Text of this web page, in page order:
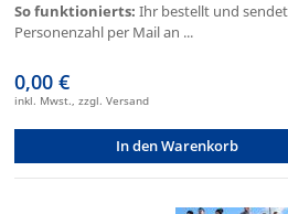
So funktionierts: Ihr bestellt und
Personenzahl per Mail an ...
0,00 €
inkl. Mwst., zzgl. Versand
In den Warenkorb